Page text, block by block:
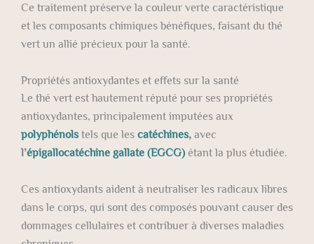
Ce traitement préserve la couleur verte caractéristique
et les composants chimiques bénéfiques, faisant du thé
vert un allié précieux pour la santé.
Propriétés antioxydantes et effets sur la santé
Le thé vert est hautement réputé pour ses propriétés
antioxydantes, principalement imputées aux
polyphénols tels que les catéchines, avec
l’épigallocatéchine gallate (EGCG) étant la plus étudiée.
Ces antioxydants aident à neutraliser les radicaux libres
dans le corps, qui sont des composés pouvant causer des
dommages cellulaires et contribuer à diverses maladies